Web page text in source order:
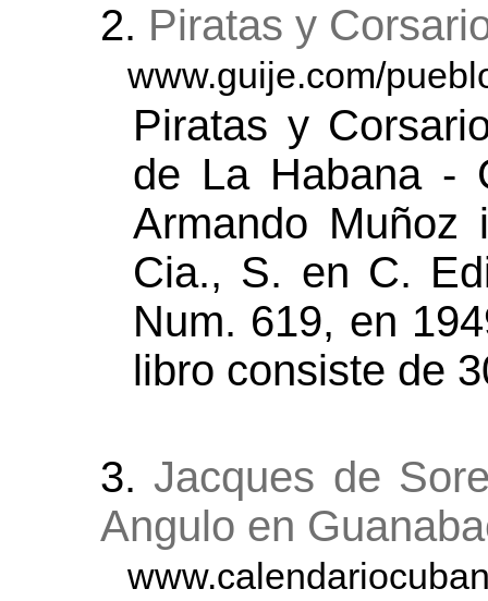
2. Piratas y
www.guije.com/
Piratas y
de La Habana -
Armando Muñoz
Cia., S. en C.
Num. 619, en
libro consiste de
3.Jacques de
Angulo en